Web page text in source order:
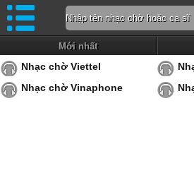
Mới nhất
Nhạc chờ Viettel
Nhạc chờ Vinaphone